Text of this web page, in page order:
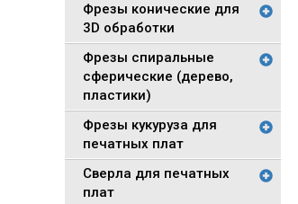
Фрезы конические для
3D обработки
Фрезы спиральные
сферические (дерево,
пластики)
Фрезы кукуруза для
печатных плат
Сверла для печатных
плат